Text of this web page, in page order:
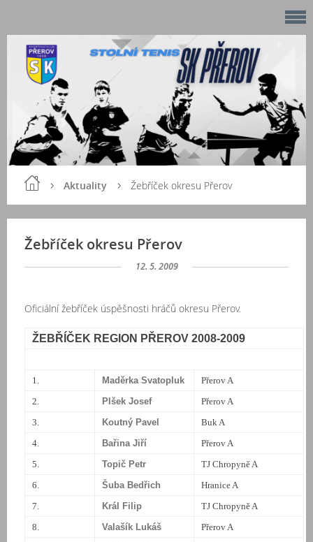
Aktuality Žebříček okresu Přerov
Žebříček okresu Přerov
12. 5. 2009
Oficiální žebříček úspěšnosti hráčů okresu Přerov.
ŽEBŘÍČEK REGION PŘEROV 2008-2009
1. Maděrka Svatopluk
Přerov A
2.
Plšek Josef
Přerov A
3.
Koutný Pavel
Buk A
4.
Bařina Jiří
Přerov A
5.
Topič Petr
TJ Chropyně A
6.
Šuba Bedřich
Hranice A
7.
Král Filip
TJ Chropyně A
8.
Valašík Lukáš
Přerov A